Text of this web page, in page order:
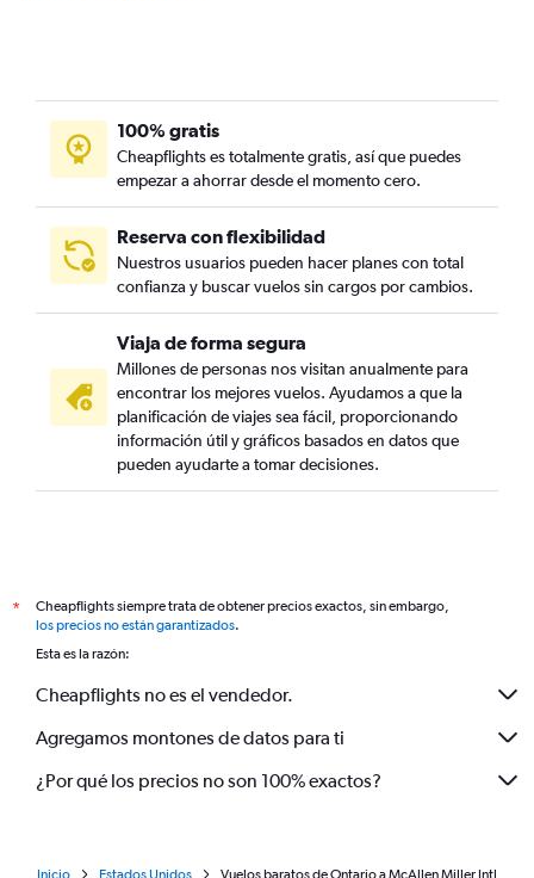
100% gratis
Cheapflights es totalmente gratis, así que puedes
empezar a ahorrar desde el momento cero.
Reserva con flexibilidad
Nuestros usuarios pueden hacer planes con total
confianza y buscar vuelos sin cargos por cambios.
Viaja de forma segura
Millones de personas nos visitan anualmente para
encontrar los mejores vuelos. Ayudamos a que la
planificación de viajes sea fácil, proporcionando
información útil y gráficos basados en datos que
pueden ayudarte a tomar decisiones.
*
Cheapflights siempre trata de obtener precios exactos, sin embargo,
los precios no están garantizados.
Esta es la razón:
Cheapflights no es el vendedor.
Agregamos montones de datos para ti
¿Por qué los precios no son 100% exactos?